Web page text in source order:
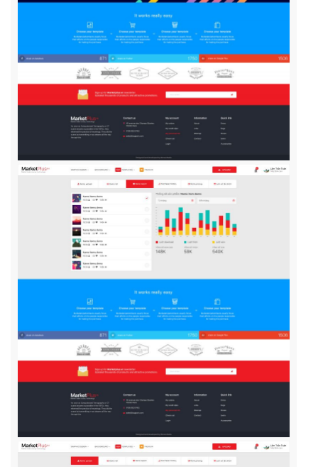
Tài khoản đã đượcMona Mediacung cấp cho quý
xin vui lòng gọi1900 636 648